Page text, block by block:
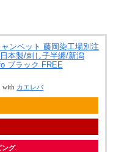
ャンベット 藤岡染工場別注
本製/刺し子半纏/新潟
ブラック FREE
with カエレバ
ング